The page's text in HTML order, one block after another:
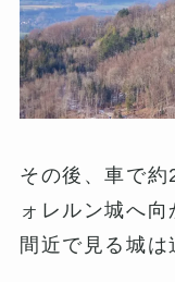
その後、車で
ォレルン城へ向
間近で見る城は